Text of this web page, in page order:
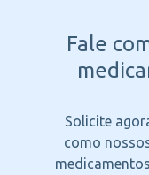
Fale
Solicite
como